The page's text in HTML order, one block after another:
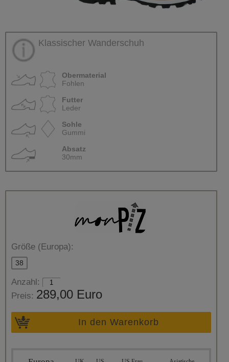
Klassischer Wanderschuh
Obermaterial
Fohlen
Futter
Leder
Sohle
Gummi
Absatz
30mm
Größe (Europa):
38
Anzahl:
Preis: 289,00 Euro
In den Warenkorb